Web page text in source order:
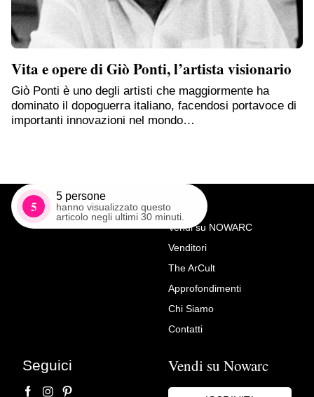
Vita e opere di Giò Ponti, l’artista visionario
Giò Ponti è uno degli artisti che maggiormente ha
dominato il dopoguerra italiano, facendosi portavoce di
importanti innovazioni nel mondo…
5
5 persone
hanno visualizzato questo
articolo negli ultimi 30 minuti.
Richiedi Maggiori Info su
Lampadario Maria Teresa –
12 luci
Vendi su NOWARC
Venditori
The ArCult
Approfondimenti
Chi Siamo
Contatti
Seguici Vendi su Nowarc